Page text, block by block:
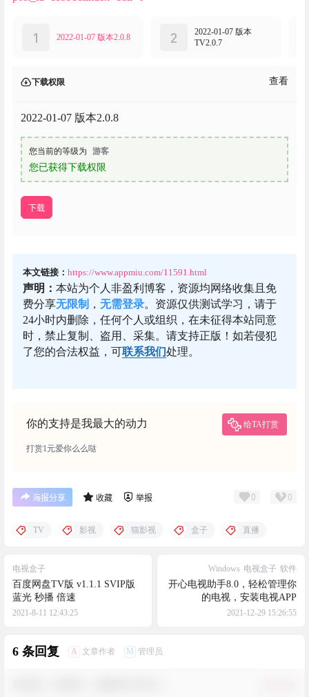
2022-01-07 版本2.0.8
1
2022-01-07 版本
TV2.0.7
2
下载权限 查看
2022-01-07 版本2.0.8
您当前的等级为 游客
您已获得下载权限
下载
本文链接： https://www.appmiu.com/11591.html
声明： 本站为个人非盈利博客，资源均网络收集且免
费分享无限制 ， 无需登录。资源仅供测试学习，请于
24小时内删除，任何个人或组织，在未征得本站同意
时，禁止复制、盗用、采集。请支持正版！如若侵犯
了您的合法权益，可联系我们处理。
你的支持是我最大的动力 给TA打赏
打赏1元爱你么么哒
海报分享 收藏 举报 0 0
TV 影视 猫影视 盒子 直播
电视盒子
百度网盘TV版 v1.1.1 SVIP版
蓝光 秒播 倍速
2021-8-11 12:43:25
Windows 电视盒子 软件
开心电视助手8.0，轻松管理你
的电视，安装电视APP
2021-12-29 15:26:55
6 条回复 A 文章作者 M 管理员